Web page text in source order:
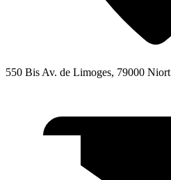
550 Bis Av. de Limoges, 79000 Niort